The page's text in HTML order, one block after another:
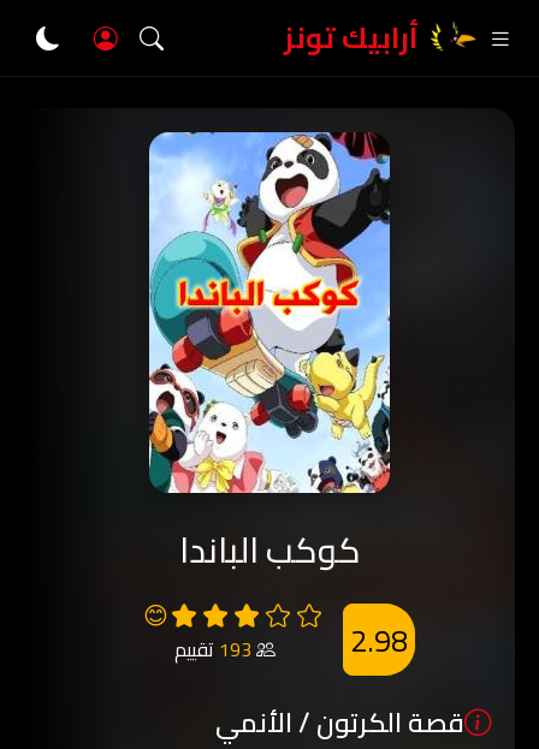
أرابيك تونز
كوكب الباندا
😊
193 تقييم 2.98
قصة الكرتون / الأنمي